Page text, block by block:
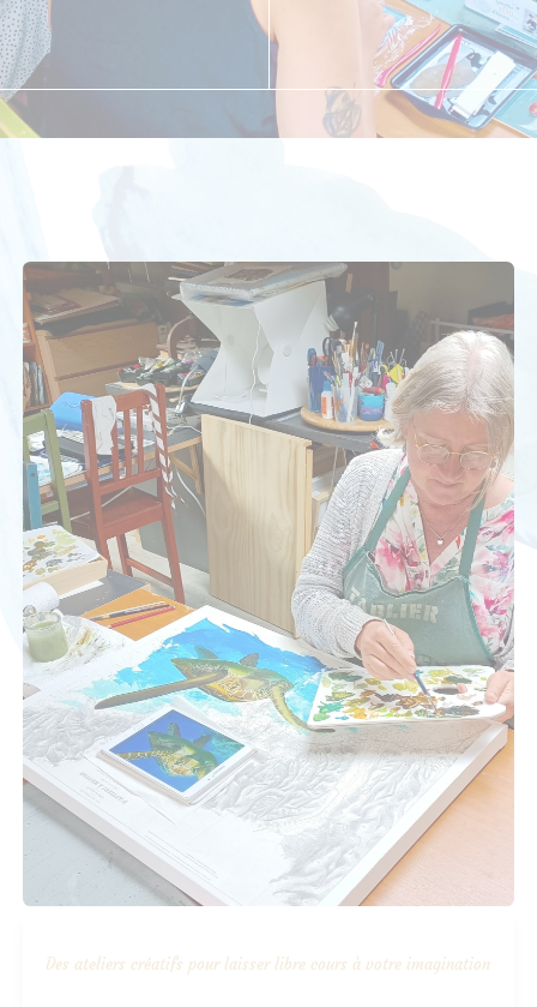
Des ateliers créatifs pour laisser libre cours à votre imagination